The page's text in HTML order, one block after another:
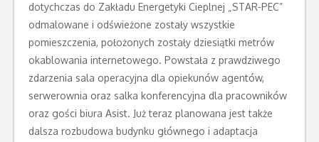
dotychczas do Zakładu Energetyki Cieplnej „STAR-PEC”
odmalowane i odświeżone zostały wszystkie
pomieszczenia, położonych zostały dziesiątki metrów
okablowania internetowego. Powstała z prawdziwego
zdarzenia sala operacyjna dla opiekunów agentów,
serwerownia oraz salka konferencyjna dla pracowników
oraz gości biura Asist. Już teraz planowana jest także
dalsza rozbudowa budynku głównego i adaptacja